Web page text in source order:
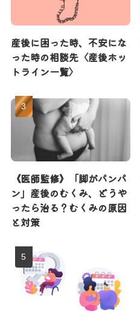
産後に困った時、不安にな
った時の相談先〈産後ホッ
トライン一覧〉
《医師監修》「脚がパンパ
ン」産後のむくみ、どうや
ったら治る？むくみの原因
と対策